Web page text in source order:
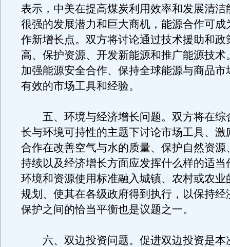
表示，中美在提高煤炭利用效率和发展清洁
很强的发展潜力和巨大商机，能源合作可成
作新增长点。双方将讨论通过技术援助和政
高、保护资源、开发新能源和推广能源技术
加强能源安全合作、保持全球能源与商品市
有效的市场工具和经验。
五、环境与经济增长问题。双方将在综
长与环境可持性的主题下讨论市场工具、激
合作在改善空气与水的质量、保护自然资源
持续以及经济增长方面应发挥什么样的适当
环境和资源使用标准融入城镇、农村或农业
规划、使其在各级政府得到执行，以保持经
保护之间的恰当平衡也是议题之一。
六、双边投资问题。促进双边投资是本